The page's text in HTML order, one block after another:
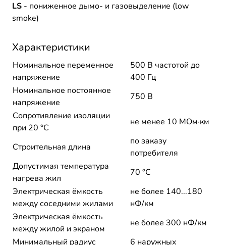
LS - пониженное дымо- и газовыделение (low
smoke)
Характеристики
Номинальное переменное
напряжение
500 В частотой до
400 Гц
Номинальное постоянное
напряжение
750 В
Сопротивление изоляции
при 20 °С
не менее 10 МОм·км
Строительная длина
по заказу
потребителя
Допустимая температура
нагрева жил
70 °C
Электрическая ёмкость
между соседними жилами
не более 140...180
нФ/км
Электрическая ёмкость
между жилой и экраном
не более 300 нФ/км
Минимальный радиус
6 наружных